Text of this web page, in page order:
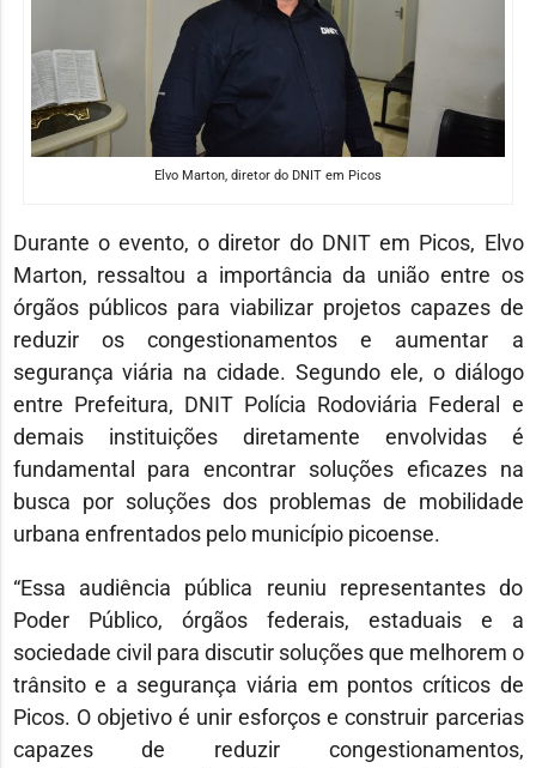
Elvo Marton, diretor do DNIT em Picos
Durante o evento, o diretor do DNIT em Picos, Elvo
Marton, ressaltou a importância da união entre os
órgãos públicos para viabilizar projetos capazes de
reduzir os congestionamentos e aumentar a
segurança viária na cidade. Segundo ele, o diálogo
entre Prefeitura, DNIT Polícia Rodoviária Federal e
demais instituições diretamente envolvidas é
fundamental para encontrar soluções eficazes na
busca por soluções dos problemas de mobilidade
urbana enfrentados pelo município picoense.
“Essa audiência pública reuniu representantes do
Poder Público, órgãos federais, estaduais e a
sociedade civil para discutir soluções que melhorem o
trânsito e a segurança viária em pontos críticos de
Picos. O objetivo é unir esforços e construir parcerias
capazes de reduzir congestionamentos,